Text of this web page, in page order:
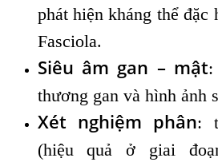
phát hiện kháng thể đặc
Fasciola.
Siêu âm gan – mật:
thương gan và hình ảnh
Xét nghiệm phân:
(hiệu quả ở giai